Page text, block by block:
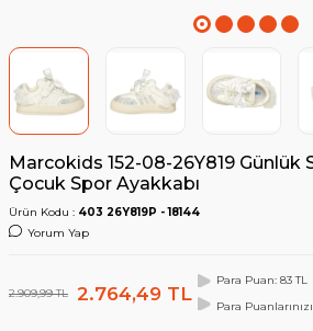
Marcokids 152-08-26Y819 Günlük
Çocuk Spor Ayakkabı
Ürün Kodu : 403 26Y819P - 18144
Yorum Yap
2.909,99TL 2.764,49 TL
Para Puan: 83 TL
Para